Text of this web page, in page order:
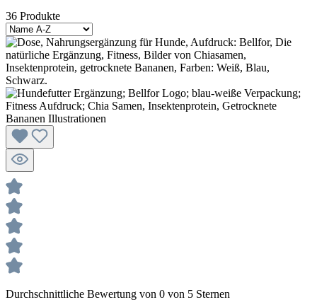
36 Produkte
Durchschnittliche Bewertung von 0 von 5 Sternen